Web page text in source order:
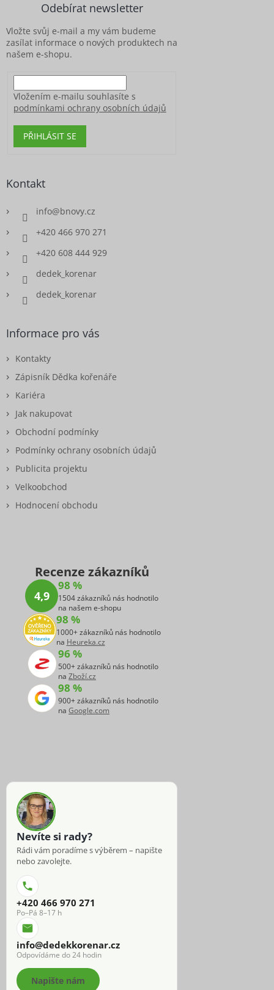
Odebírat newsletter
Vložte svůj e-mail a my vám budeme
zasílat informace o nových produktech na
našem e-shopu.
Vložením e-mailu souhlasíte s
podmínkami ochrany osobních údajů
PŘIHLÁSIT SE
Kontakt
info@bnovy.cz
+420 466 970 271
+420 608 444 929
dedek_korenar
dedek_korenar
Informace pro vás
Kontakty
Zápisník Dědka kořenáře
Kariéra
Jak nakupovat
Obchodní podmínky
Podmínky ochrany osobních údajů
Publicita projektu
Velkoobchod
Hodnocení obchodu
Recenze zákazníků
4,9
98 %
1504 zákazníků nás hodnotilo
na našem e-shopu
98 %
1000+ zákazníků nás hodnotilo
na Heureka.cz
96 %
500+ zákazníků nás hodnotilo
na Zboží.cz
98 %
900+ zákazníků nás hodnotilo
na Google.com
Nevíte si rady?
Rádi vám poradíme s výběrem – napište
nebo zavolejte.
+420 466 970 271
Po–Pá 8–17 h
info@dedekkorenar.cz
Odpovídáme do 24 hodin
Napište nám